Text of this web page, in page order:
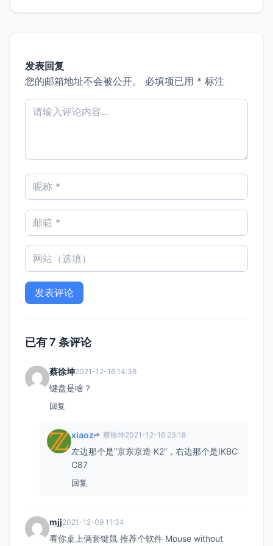
发表回复
您的邮箱地址不会被公开。
必填项已用 * 标注
已有 7 条评论
蔡徐坤2021-12-16 14:36
键盘是啥？
回复
xiaoz 蔡徐坤2021-12-16 23:18
左边那个是“京东京造 K2”，右边那个是IKBC
C87
回复
mjj2021-12-09 11:34
看你桌上俩套键鼠 推荐个软件 Mouse without